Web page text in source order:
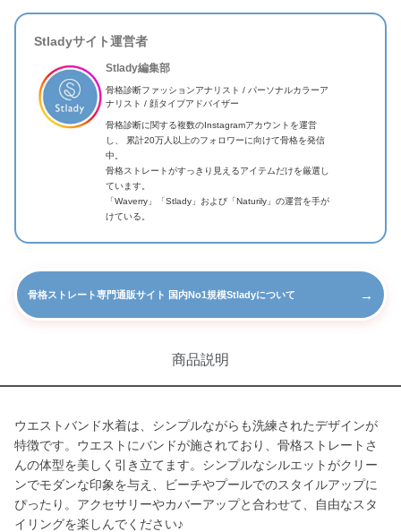
Stladyサイト運営者
Stlady編集部
骨格診断ファッションアナリスト / パーソナルカラーア
ナリスト / 顔タイプアドバイザー
骨格診断に関する複数のInstagramアカウントを運営
し、 累計20万人以上のフォロワーに向けて骨格を発信
中。
骨格ストレートがすっきり見えるアイテムだけを厳選し
ています。
「Waverry」「Stlady」および「Naturily」の運営を手が
けている。
骨格ストレート専門通販サイト 国内No1規模Stladyについて →
商品説明
ウエストバンド水着は、シンプルながらも洗練されたデザインが
特徴です。ウエストにバンドが施されており、骨格ストレートさ
んの体型を美しく引き立てます。シンプルなシルエットがクリー
ンでモダンな印象を与え、ビーチやプールでのスタイルアップに
ぴったり。アクセサリーやカバーアップと合わせて、自由なスタ
イリングを楽しんでください♪